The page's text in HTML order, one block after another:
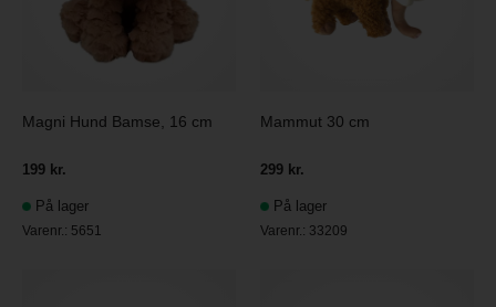
Magni Hund Bamse, 16 cm
199 kr.
På lager
Varenr.: 5651
Mammut 30 cm
299 kr.
På lager
Varenr.: 33209